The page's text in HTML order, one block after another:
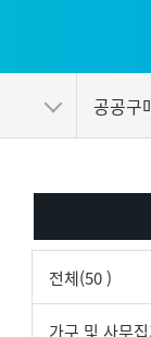
공공구
전체(50 )
가구 및 사무